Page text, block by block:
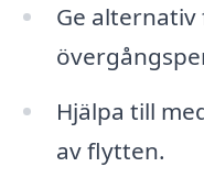
Ge
Hjälpa till
av flytten.